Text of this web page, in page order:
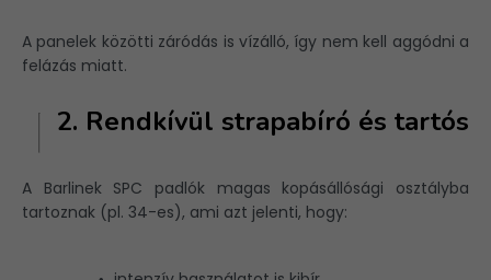
A panelek közötti záródás is vízálló, így nem kell aggódni a
felázás miatt.
2. Rendkívül strapabíró és tartós
A Barlinek SPC padlók magas kopásállósági osztályba
tartoznak (pl. 34-es), ami azt jelenti, hogy: